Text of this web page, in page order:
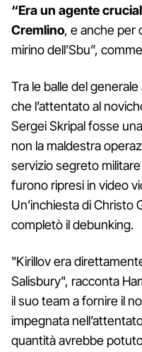
“Era un agente
Cremlino, e anche per
mirino dell’Sbu”,
Tra le balle del
che l’attentato al
Sergei Skripal fosse
non la maldestra
servizio segreto
furono ripresi in video
Un’inchiesta di Christo
completò il debunking.
"Kirillov era
Salisbury", racconta
il suo team a fornire il
impegnata
quantità avrebbe